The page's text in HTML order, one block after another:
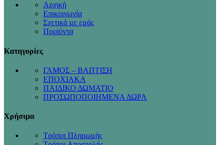
Αρχική
Επικοινωνία
Σχετικά με εμάς
Προϊόντα
Κατηγορίες
ΓΑΜΟΣ – ΒΑΠΤΙΣΗ
ΕΠΟΧΙΑΚΑ
ΠΑΙΔΙΚΟ ΔΩΜΑΤΙΟ
ΠΡΟΣΩΠΟΠΟΙΗΜΕΝΑ ΔΩΡΑ
Χρήσιμα
Τρόποι Πληρωμής